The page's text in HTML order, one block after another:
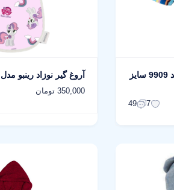
حوله پالتویی کودک ماندگار کد 9909 سایز
7
49
آروغ گیر نوزاد رینبو مدل Little Pony
350,000 تومان